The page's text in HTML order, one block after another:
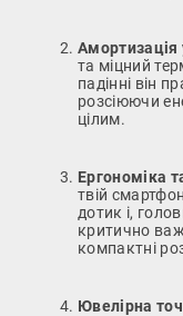
Амортизація
та міцний
падінні він
розсіюючи
цілим.
Ергономіка
твій
дотик і,
критично
компактні
Ювелірна